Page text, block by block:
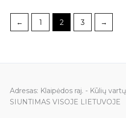
← 1 2 3 →
Adresas: Klaipėdos raj. - Kūlių
SIUNTIMAS VISOJE LIETUVOJE